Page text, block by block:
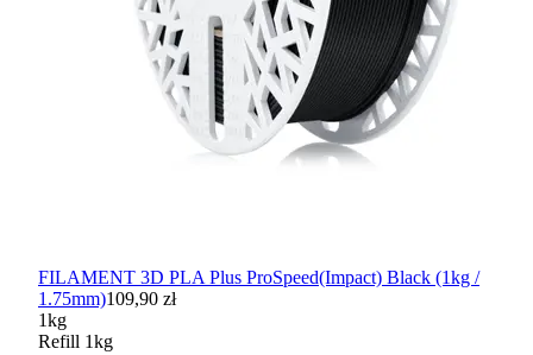
FILAMENT 3D PLA Plus ProSpeed(Impact) Black (1kg /
1.75mm)109,90 zł
1kg
Refill 1kg